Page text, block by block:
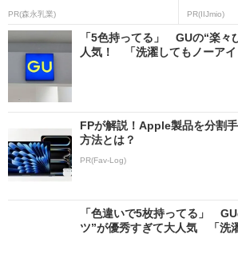
PR(森永乳業) PR(IIJmio)
「5色持ってる」 GUの“楽々
人気！ 「洗濯してもノーアイ
FPが解説！Apple製品を分割
方法とは？
PR(Fav-Log)
「色違いで5枚持ってる」
ツ”が優秀すぎて大人気 「洗